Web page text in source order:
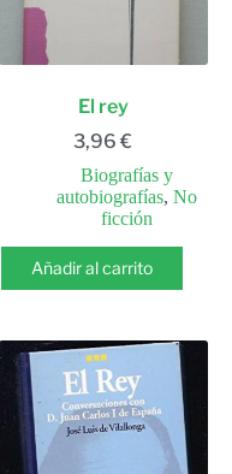
El rey
3,96€
Biografías y
autobiografías,No
ficción
Añadir al carrito